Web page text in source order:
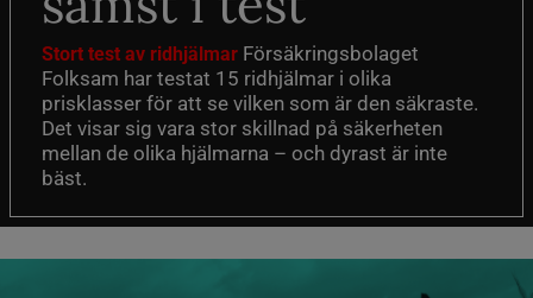
Stort test av ridhjälmar Försäkringsbolaget
Folksam har testat 15 ridhjälmar i olika
prisklasser för att se vilken som är den säkraste.
Det visar sig vara stor skillnad på säkerheten
mellan de olika hjälmarna – och dyrast är inte
bäst.